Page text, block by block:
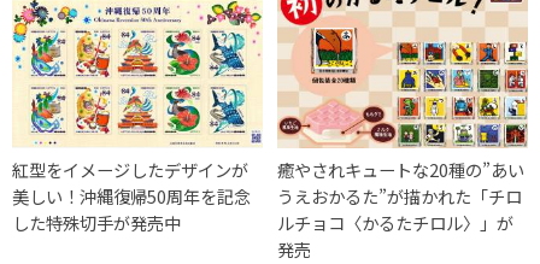
紅型をイメージしたデザインが
美しい！沖縄復帰50周年を記念
した特殊切手が発売中
癒やされキュートな20種の”あい
うえおかるた”が描かれた「チロ
ルチョコ〈かるたチロル〉」が
発売